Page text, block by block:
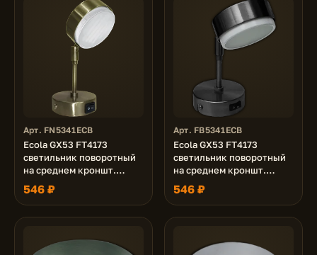
Арт. FN5341ECB
Ecola GX53 FT4173
светильник поворотный
на среднем кроншт.
черненая бронза 210x80
546 ₽
Арт. FB5341ECB
Ecola GX53 FT4173
светильник поворотный
на среднем кроншт.
черный хром 210х80
546 ₽